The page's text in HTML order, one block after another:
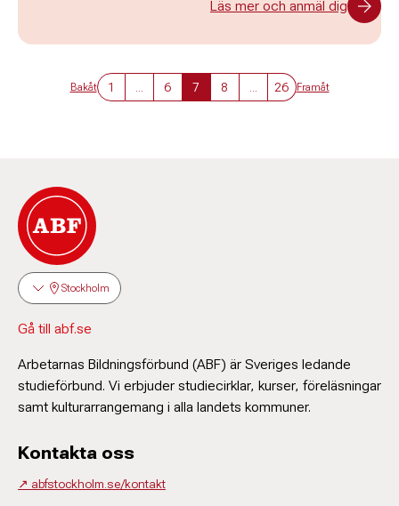
Läs mer och anmäl dig
Bakåt 1 6 7 8 26 Framåt
Stockholm
Gå till abf.se
Arbetarnas Bildningsförbund (ABF) är Sveriges ledande
studieförbund. Vi erbjuder studiecirklar, kurser, föreläsningar
samt kulturarrangemang i alla landets kommuner.
Kontakta oss
↗️ abfstockholm.se/kontakt